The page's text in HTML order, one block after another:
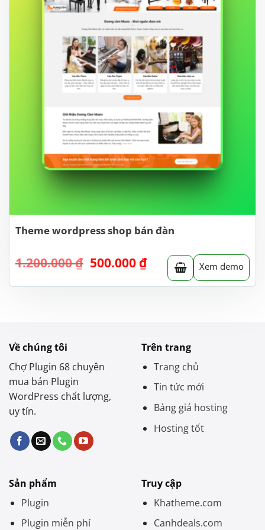
Theme wordpress shop bán đàn
1.200.000₫ Giá
là:
500.000 ₫Giá
hiện
tại
Xem demo
Về chúng tôi
Chợ Plugin 68 chuyên
mua bán Plugin
WordPress chất lượng,
uy tín.
Trên trang
Trang chủ
Tin tức mới
Bảng giá hosting
Hosting tốt
Sản phẩm
Plugin
Plugin miễn phí
Truy cập
Khatheme.com
Canhdeals.com